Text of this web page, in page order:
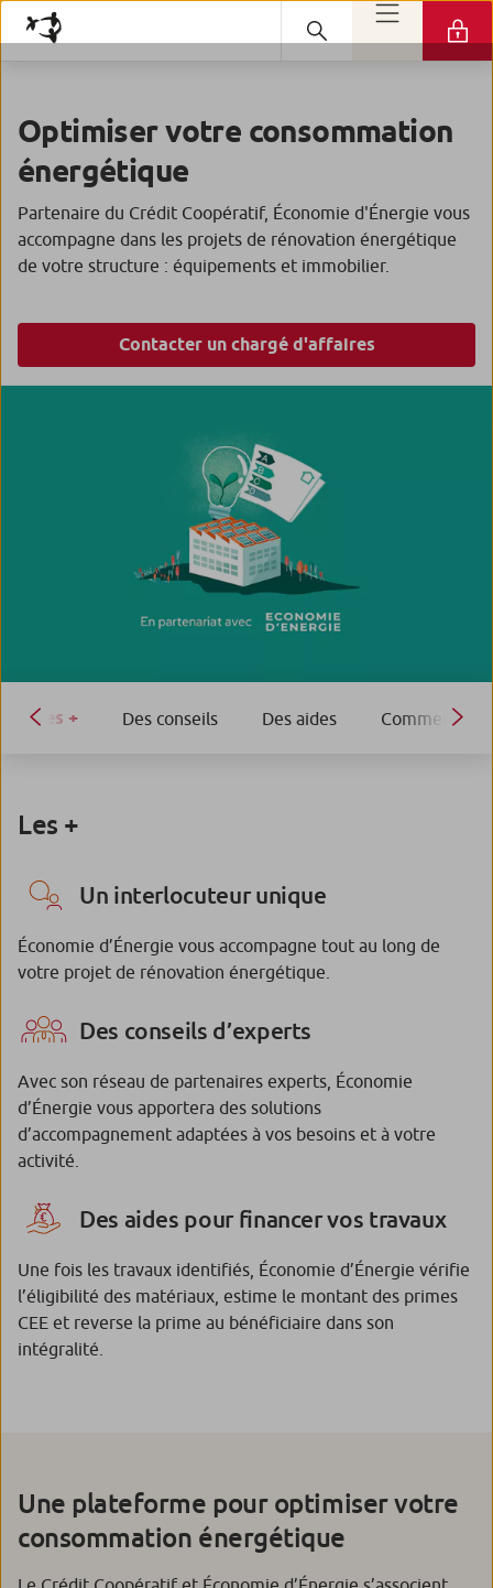
Optimiser votre consommation
énergétique
Partenaire du Crédit Coopératif, Économie d'Énergie vous
accompagne dans les projets de rénovation énergétique
de votre structure : équipements et immobilier.
Contacter un chargé d'affaires
Les + Des conseils Des aides Comment ça
Les +
Un interlocuteur unique
Économie d’Énergie vous accompagne tout au long de
votre projet de rénovation énergétique.
Des conseils d’experts
Avec son réseau de partenaires experts, Économie
d’Énergie vous apportera des solutions
d’accompagnement adaptées à vos besoins et à votre
activité.
Des aides pour financer vos travaux
Une fois les travaux identifiés, Économie d’Énergie vérifie
l’éligibilité des matériaux, estime le montant des primes
CEE et reverse la prime au bénéficiaire dans son
intégralité.
Une plateforme pour optimiser votre
consommation énergétique